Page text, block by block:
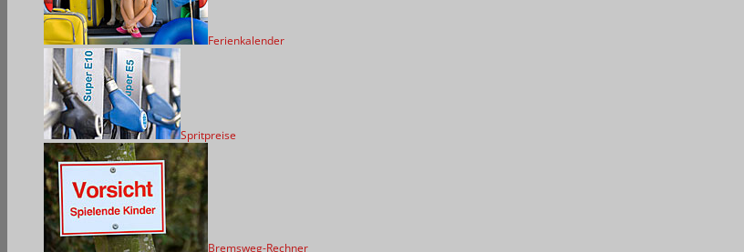
Ferienkalender
Spritpreise
Bremsweg-Rechner